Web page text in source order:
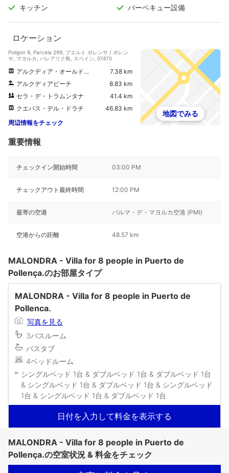
キッチン バーベキュー設備
ロケーション
Poligon 9, Parcela 299, プエルト ポレンサ / ポレン
サ, マヨルカ, バレアリク島, スペイン, 07470
アルクディア・オールド・タウン
7.38 km
アルクディアビーチ
8.83 km
セラ・デ・トラムンタナ
41.4 km
クエバス・デル・ドラチ
46.83 km
周辺情報をチェック
地図でみる
重要情報
チェックイン開始時間 03:00 PM
チェックアウト最終時間 12:00 PM
最寄の空港 パルマ・デ・マヨルカ空港 (PMI)
空港からの距離 48.57 km
MALONDRA - Villa for 8 people in Puerto de
Pollença.のお部屋タイプ
MALONDRA - Villa for 8 people in Puerto de
Pollenca.
写真を見る
3バスルーム
バスタブ
4ベッドルーム
シングルベッド 1台 & ダブルベッド 1台 & ダブルベッド 1台
& シングルベッド 1台 & ダブルベッド 1台 & シングルベッド
1台 & シングルベッド 1台 & ダブルベッド 1台
日付を入力して料金を表示する
MALONDRA - Villa for 8 people in Puerto de
Pollença.の空室状況 & 料金をチェック